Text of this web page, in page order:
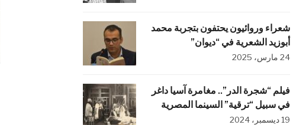
شعراء وروائيون يحتفون بتجربة محمد
أبوزيد الشعرية في “ديوان”
24 مارس، 2025
فيلم “شجرة الدر”.. مغامرة آسيا داغر
في سبيل “ترقية” السينما المصرية
19 ديسمبر، 2024